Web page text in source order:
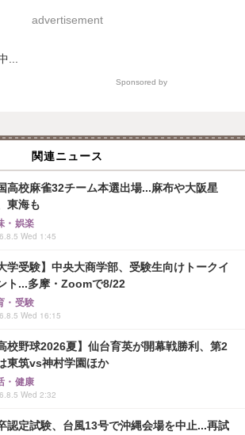
advertisement
...
Sponsored by
関連ニュース
高校麻雀32チーム本選出場...麻布や大阪星
東海も
・娯楽
Wed 1:45
大学受験】中央大商学部、受験生向けトークイ
ト...多摩・Zoomで8/22
・受験
Wed 16:15
高校野球2026夏】仙台育英が開幕戦勝利、第2
東筑vs神村学園ほか
・健康
Wed 2:32
認定試験、台風13号で沖縄会場を中止...再試